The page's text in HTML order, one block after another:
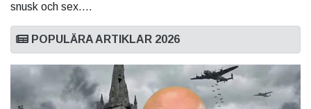
snusk och sex....
POPULÄRA ARTIKLAR 2026